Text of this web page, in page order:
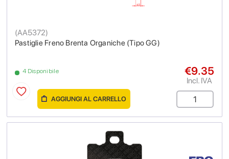
Pastiglie Freno Brenta Organiche (Tipo GG)
(AA5372)
4 Disponibile €9.35
Incl. IVA
AGGIUNGI AL CARRELLO